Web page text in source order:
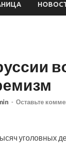
- Оставьте
уголовных